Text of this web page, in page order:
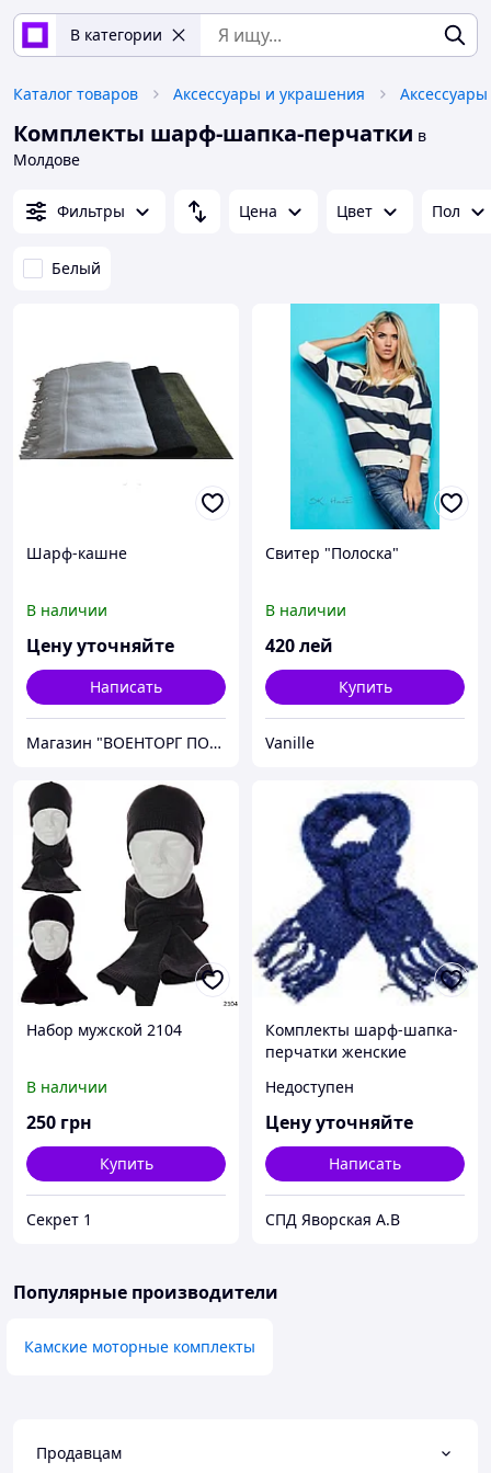
В категории
Каталог товаров Аксессуары и украшения Аксессуары
Комплекты шарф-шапка-перчатки в
Молдове
Фильтры Цена Цвет Пол
Белый
Шарф-кашне
В наличии
Цену уточняйте
Написать
Магазин "ВОЕНТОРГ ПОИСКГРУНТ"
Свитер "Полоска"
В наличии
420лей
Купить
Vanille
Набор мужской 2104
В наличии
250 грн
Купить
Секрет 1
Комплекты шарф-шапка-
перчатки женские
Недоступен
Цену уточняйте
Написать
СПД Яворская А.В
Популярные производители
Камские моторные комплекты
Продавцам